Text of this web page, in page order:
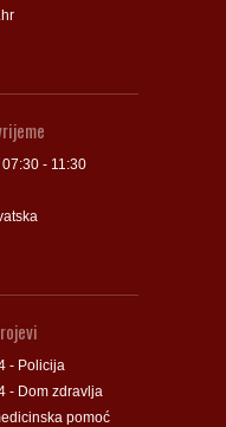
- 11:30
- Policija
- Dom zdravlja
pomoć